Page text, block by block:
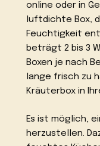
online oder in
luftdichte Box,
Feuchtigkeit
beträgt 2 bis 3
Boxen je nach
lange frisch zu
Kräuterbox in
Es ist möglich,
herzustellen.